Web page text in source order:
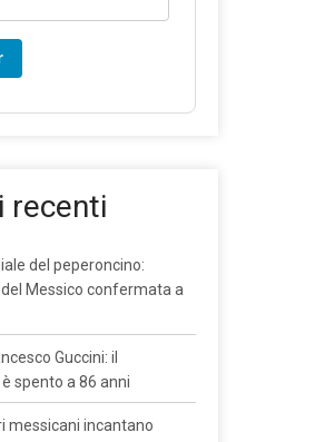
recenti
del peperoncino:
del Messico confermata a
Guccini: il
spento a 86 anni
messicani incantano